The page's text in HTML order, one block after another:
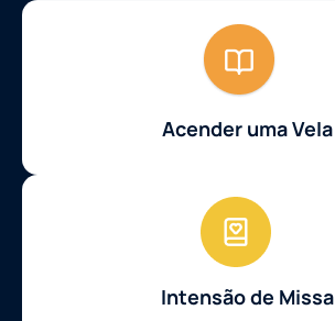
Acender uma Vela
Intensão de Missa